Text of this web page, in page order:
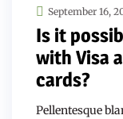
September 16,
Is it
with Visa
cards?
Pellentesque